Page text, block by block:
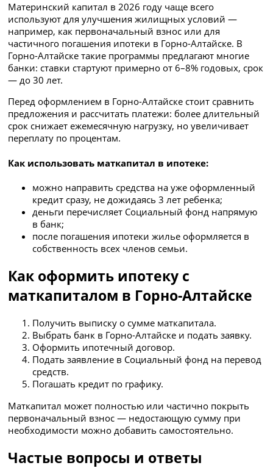
Материнский капитал в 2026 году чаще всего
используют для улучшения жилищных условий —
например, как первоначальный взнос или для
частичного погашения ипотеки в Горно-Алтайске. В
Горно-Алтайске такие программы предлагают многие
банки: ставки стартуют примерно от 6–8% годовых, срок
— до 30 лет.
Перед оформлением в Горно-Алтайске стоит сравнить
предложения и рассчитать платежи: более длительный
срок снижает ежемесячную нагрузку, но увеличивает
переплату по процентам.
Как использовать маткапитал в ипотеке:
можно направить средства на уже оформленный
кредит сразу, не дожидаясь 3 лет ребенка;
деньги перечисляет Социальный фонд напрямую
в банк;
после погашения ипотеки жилье оформляется в
собственность всех членов семьи.
Как оформить ипотеку с
маткапиталом в Горно-Алтайске
Получить выписку о сумме маткапитала.
Выбрать банк в Горно-Алтайске и подать заявку.
Оформить ипотечный договор.
Подать заявление в Социальный фонд на перевод
средств.
Погашать кредит по графику.
Маткапитал может полностью или частично покрыть
первоначальный взнос — недостающую сумму при
необходимости можно добавить самостоятельно.
Частые вопросы и ответы